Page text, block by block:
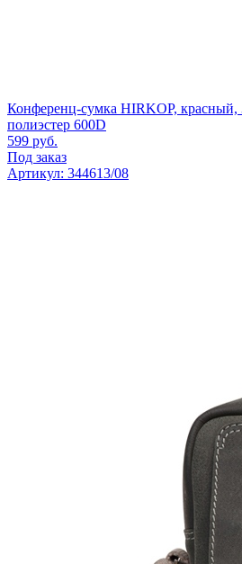
Конференц-сумка HIRKOP, красный,
полиэстер 600D
599 руб.
Под заказ
Артикул: 344613/08